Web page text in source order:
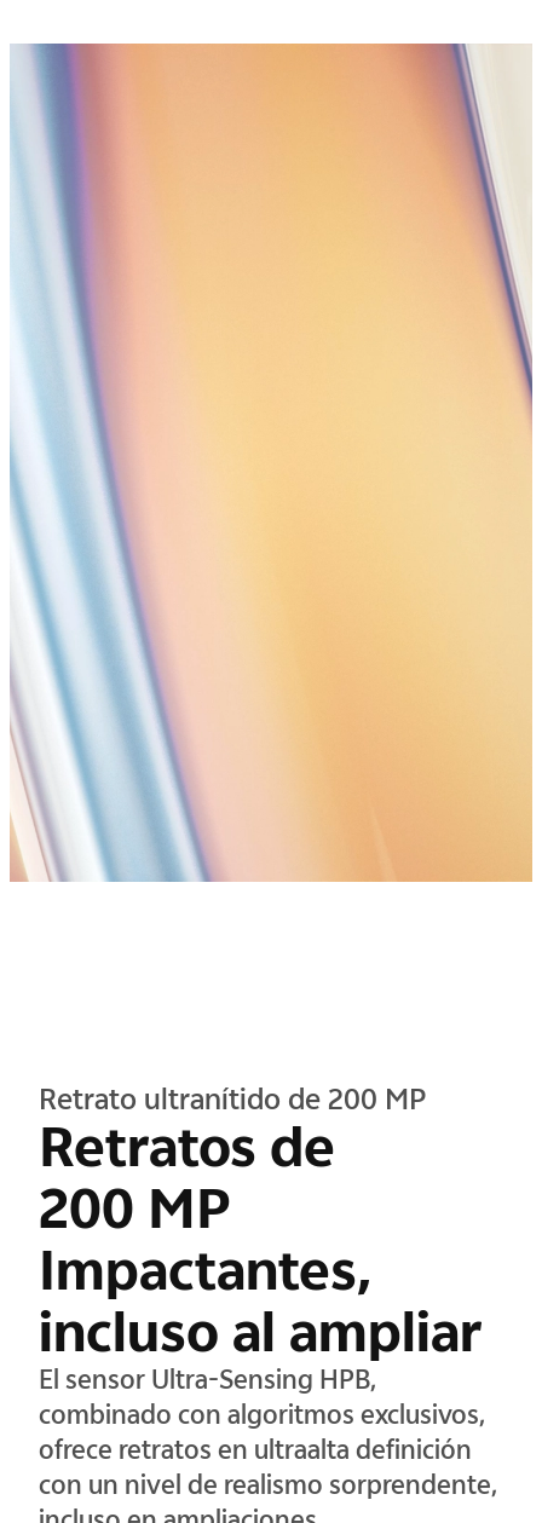
Retrato ultranítido de 200 MP
Retratos de
200 MP
Impactantes,
incluso al ampliar
El sensor Ultra-Sensing HPB,
combinado con algoritmos exclusivos,
ofrece retratos en ultraalta definición
con un nivel de realismo sorprendente,